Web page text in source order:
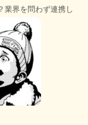
業界を問わず連携し